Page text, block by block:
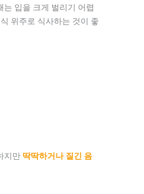
입을 크게 벌리기 어렵
위주로 식사하는 것이 좋
지만 딱딱하거나 질긴 음